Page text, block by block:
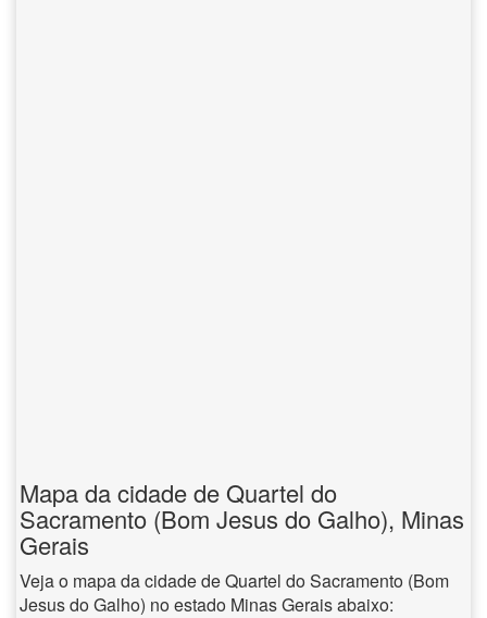
Mapa da cidade de Quartel do
Sacramento (Bom Jesus do Galho), Minas
Gerais
Veja o mapa da cidade de Quartel do Sacramento (Bom
Jesus do Galho) no estado Minas Gerais abaixo: